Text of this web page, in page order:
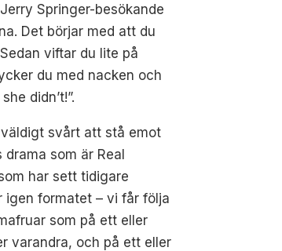
Springer-besökande
Det börjar med att du
viftar du lite på
du med nacken och
didn’t!”.
svårt att stå emot
drama som är Real
har sett tidigare
igen formatet – vi får följa
som på ett eller
varandra, och på ett eller